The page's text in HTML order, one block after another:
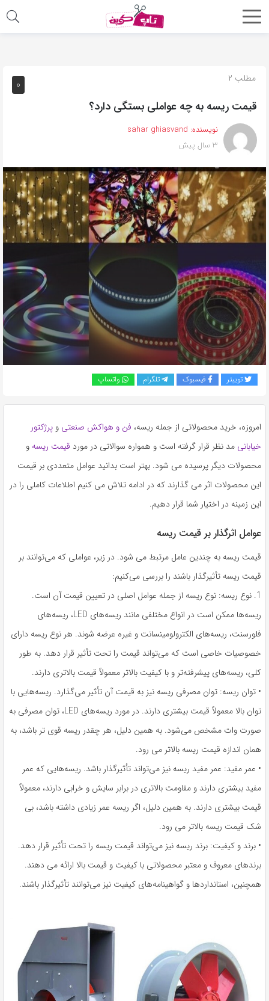
اشتراک
از
روش‌های
زیر
می‌توانید
این
صفحه
را
با
دوستان
به
اشتراک
بگذارید.
کپی
لینک
۰ مطلب ۲
قیمت ریسه به چه عواملی بستگی دارد؟
نویسنده: sahar ghiasvand
۳ سال پیش
توییتر فیسبوک تلگرام واتساپ
امروزه، خرید محصولاتی از جمله ریسه، فن و هواکش صنعتی و پرژکتور
خیابانی مد نظر قرار گرفته است و همواره سوالاتی در مورد قیمت ریسه و
محصولات دیگر پرسیده می شود. بهتر است بدانید عوامل متعددی بر قیمت
این محصولات اثر می گذارند که در ادامه تلاش می کنیم اطلاعات کاملی را در
این زمینه در اختیار شما قرار دهیم.
عوامل اثرگذار بر قیمت ریسه
قیمت ریسه به چندین عامل مرتبط می شود. در زیر، عواملی که می‌توانند بر
قیمت ریسه تأثیرگذار باشند را بررسی می‌کنیم:
1. نوع ریسه: نوع ریسه از جمله عوامل اصلی در تعیین قیمت آن است.
ریسه‌ها ممکن است در انواع مختلفی مانند ریسه‌های LED، ریسه‌های
فلورسنت، ریسه‌های الکترولومینسانت و غیره عرضه شوند. هر نوع ریسه دارای
خصوصیات خاصی است که می‌تواند قیمت را تحت تأثیر قرار دهد. به طور
کلی، ریسه‌های پیشرفته‌تر و با کیفیت بالاتر معمولاً قیمت بالاتری دارند.
• توان ریسه: توان مصرفی ریسه نیز به قیمت آن تأثیر می‌گذارد. ریسه‌هایی با
توان بالا معمولاً قیمت بیشتری دارند. در مورد ریسه‌های LED، توان مصرفی به
صورت وات مشخص می‌شود. به همین دلیل، هر چقدر ریسه قوی تر باشد، به
همان اندازه قیمت ریسه بالاتر می رود.
• عمر مفید: عمر مفید ریسه نیز می‌تواند تأثیرگذار باشد. ریسه‌هایی که عمر
مفید بیشتری دارند و مقاومت بالاتری در برابر سایش و خرابی دارند، معمولاً
قیمت بیشتری دارند. به همین دلیل، اگر ریسه عمر زیادی داشته باشد، بی
شک قیمت ریسه بالاتر می رود.
• برند و کیفیت: برند ریسه نیز می‌تواند قیمت ریسه را تحت تأثیر قرار دهد.
برندهای معروف و معتبر محصولاتی با کیفیت و قیمت بالا ارائه می دهند.
همچنین، استانداردها و گواهینامه‌های کیفیت نیز می‌توانند تأثیرگذار باشند.